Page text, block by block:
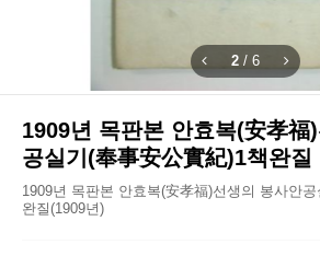
2 / 6
1909년 목판본 안효복(安孝福
공실기(奉事安公實紀)1책완질
1909년 목판본 안효복(安孝福)선생의 봉사안
완질(1909년)